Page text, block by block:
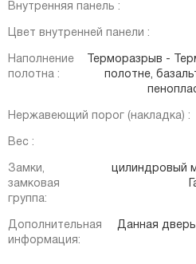
Внутренняя панель :
Цвет внутренней панели :
Наполнение
полотна :
Терморазрыв -
полотне,
Нержавеющий порог (накладка) :
Вес :
Замки,
замковая
группа:
цилиндровый
Дополнительная
информация:
Данная